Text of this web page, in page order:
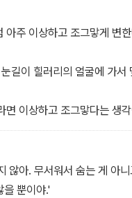
대화, 우정, 요정들의 특징을
마음을 파고든다. 규범과
했던 소녀와 아이러니하게도
은 또 한 소녀의 이야기가 환
쳐진다.
아주 이상하고 조그맣게 변
길이 힐러리의 얼굴에 가서
면 이상하고 조그맣다는 생
이고 건강하다고 느낄 뿐이
정의 입장에 서 봐. 그럼 절
않아. 무서워서 숨는 게 아
을 뿐이야.'